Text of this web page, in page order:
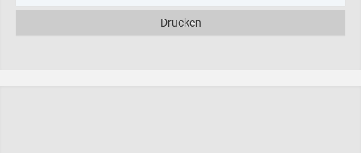
Drucken